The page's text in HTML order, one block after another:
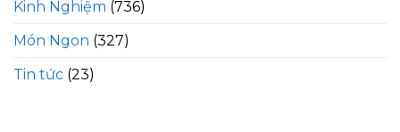
Kinh Nghiệm (736)
Món Ngon (327)
Tin tức (23)